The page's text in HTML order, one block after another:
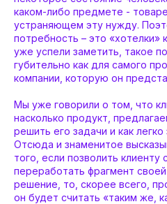
каком-либо предмете - товаре
устраняющем эту нужду.
потребность – это «хотелки»
уже успели заметить, такое
губительно как для самого
компании, которую он
Мы уже говорили о том, что
насколько продукт,
решить его задачи и как
Отсюда и знаменитое
того, если позволить клиенту
переработать фрагмент
решение, то, скорее всего,
он будет считать «таким же,